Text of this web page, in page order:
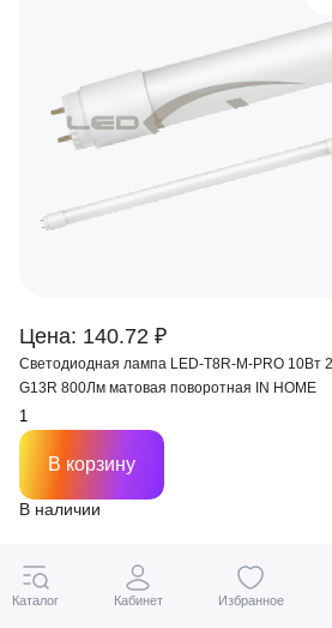
Цена: 140.72 ₽
Светодиодная лампа LED-T8R-M-PRO 10Вт
G13R 800Лм матовая поворотная IN HOME
В наличии
В корзину
Каталог Кабинет Избранное